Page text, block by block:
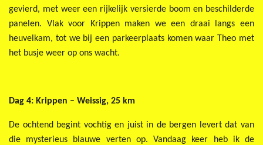
gevierd, met weer een rijkelijk versierde boom en beschilderde
panelen. Vlak voor Krippen maken we een draai langs een
heuvelkam, tot we bij een parkeerplaats komen waar Theo met
het busje weer op ons wacht.
Dag 4: Krippen – Weissig, 25 km
De ochtend begint vochtig en juist in de bergen levert dat van
die mysterieus blauwe verten op. Vandaag keer heb ik de